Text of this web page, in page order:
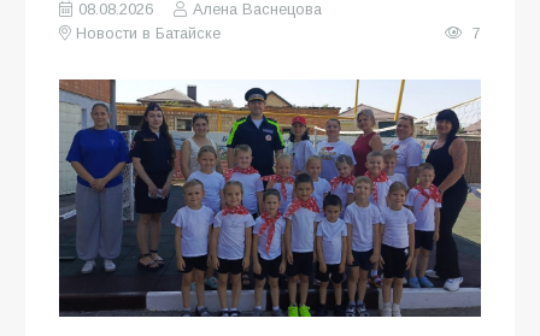
08.08.2026
Алена Васнецова
Новости в Батайске
7